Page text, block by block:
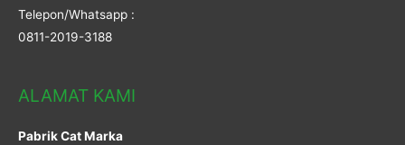
Telepon/Whatsapp :
0811-2019-3188
ALAMAT KAMI
Pabrik Cat Marka